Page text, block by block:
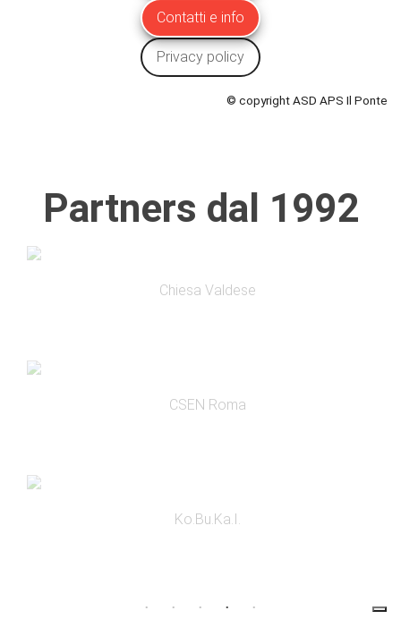
Contatti e info
Privacy policy
© copyright ASD APS Il Ponte
Partners dal 1992